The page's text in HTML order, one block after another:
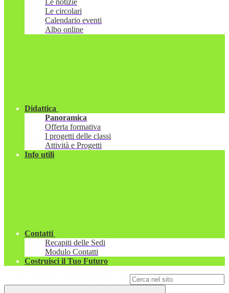
Le notizie
Le circolari
Calendario eventi
Albo online
Didattica
Panoramica
Offerta formativa
I progetti delle classi
Attività e Progetti
Info utili
Contatti
Recapiti delle Sedi
Modulo Contatti
Costruisci il Tuo Futuro